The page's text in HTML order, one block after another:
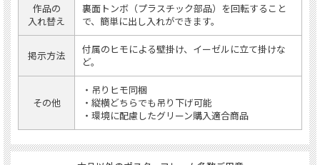
作品の
入れ替え
裏面トンボ（プラスチック部品）を回転すること
で、簡単に出し入れができます。
掲示方法
付属のヒモによる壁掛け、イーゼルに立て掛けな
ど。
その他
・吊りヒモ同梱
・縦横どちらでも吊り下げ可能
・環境に配慮したグリーン購入適合商品